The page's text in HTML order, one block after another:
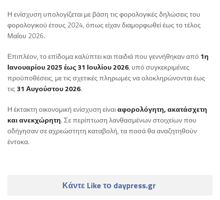
Η ενίσχυση υπολογίζεται με βάση τις φορολογικές δηλώσεις του
φορολογικού έτους 2024, όπως είχαν διαμορφωθεί έως το τέλος
Μαΐου 2026.
Επιπλέον, το επίδομα καλύπτει και παιδιά που γεννήθηκαν από1η
Ιανουαρίου 2025 έως 31 Ιουλίου 2026, υπό συγκεκριμένες
προϋποθέσεις, με τις σχετικές πληρωμές να ολοκληρώνονται έως
τις31 Αυγούστου 2026.
Η έκτακτη οικονομική ενίσχυση είναιαφορολόγητη, ακατάσχετη
και ανεκχώρητη. Σε περίπτωση λανθασμένων στοιχείων που
οδήγησαν σε αχρεώστητη καταβολή, τα ποσά θα αναζητηθούν
έντοκα.
Κάντε Like το daypress.gr